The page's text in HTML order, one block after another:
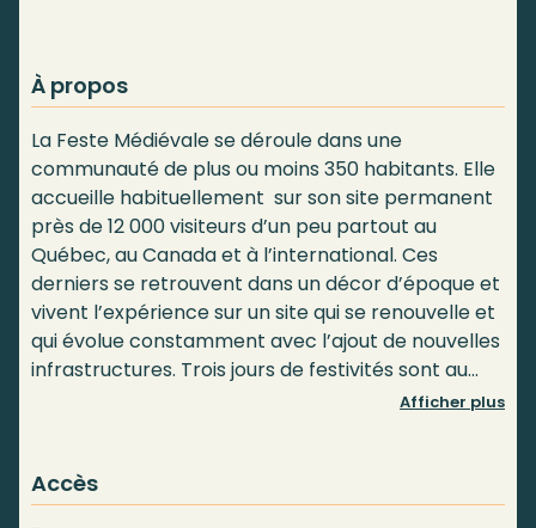
À propos
La Feste Médiévale se déroule dans une
communauté de plus ou moins 350 habitants. Elle
accueille habituellement sur son site permanent
près de 12 000 visiteurs d’un peu partout au
Québec, au Canada et à l’international. Ces
derniers se retrouvent dans un décor d’époque et
vivent l’expérience sur un site qui se renouvelle et
qui évolue constamment avec l’ajout de nouvelles
infrastructures. Trois jours de festivités sont au
programme pour le plus grand plaisir desAfficher plus
Accès